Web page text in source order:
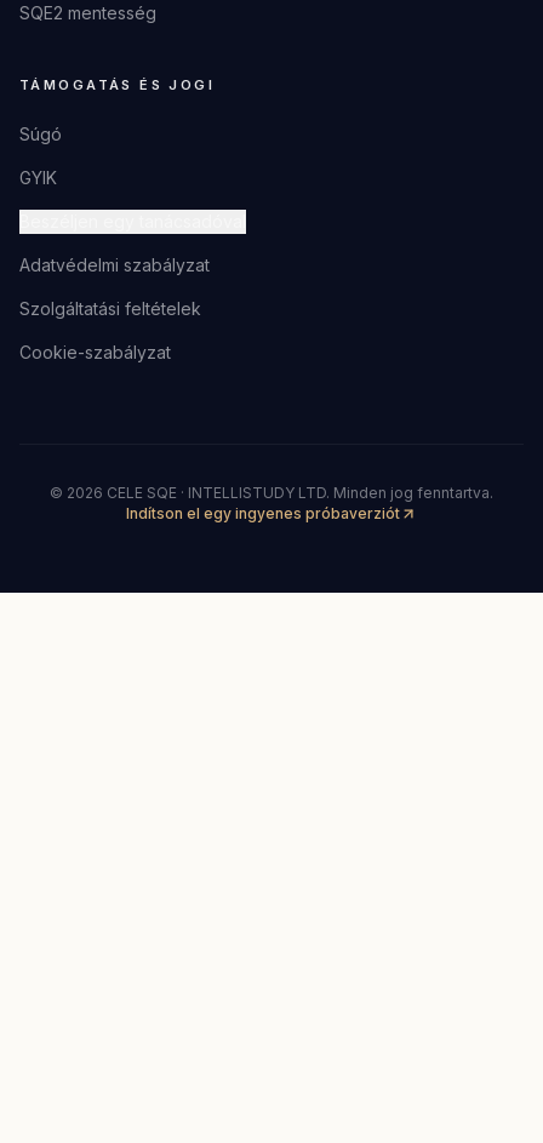
SQE2 mentesség
TÁMOGATÁS ÉS JOGI
Súgó
GYIK
Adatvédelmi szabályzat
Szolgáltatási feltételek
Cookie-szabályzat
© 2026 CELE SQE · INTELLISTUDY LTD. Minden jog fenntartva.
Indítson el egy ingyenes próbaverziót